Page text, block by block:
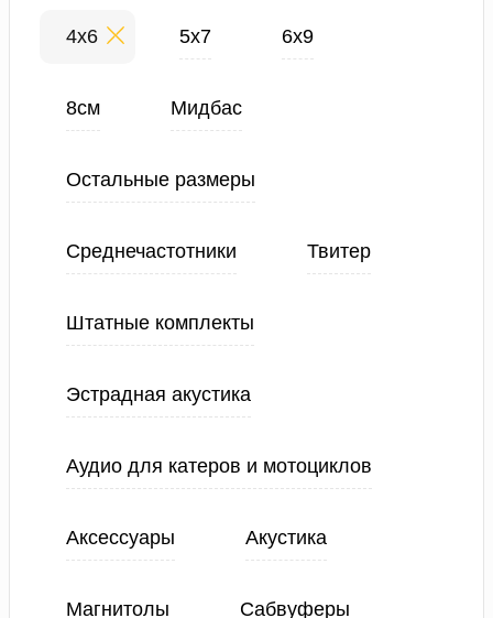
4х6 5х7 6х9
8см Мидбас
Остальные размеры
Среднечастотники Твитер
Штатные комплекты
Эстрадная акустика
Аудио для катеров и мотоциклов
Аксессуары Акустика
Магнитолы Сабвуферы